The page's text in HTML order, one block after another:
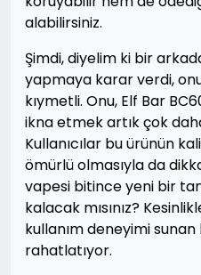
alabilirsiniz.
Şimdi, diyelim ki bir
yapmaya karar verdi,
kıymetli. Onu, Elf Bar
ikna etmek artık çok
Kullanıcılar bu ürünün
ömürlü olmasıyla da
vapesi bitince yeni bir
kalacak mısınız?
kullanım deneyimi
rahatlatıyor.